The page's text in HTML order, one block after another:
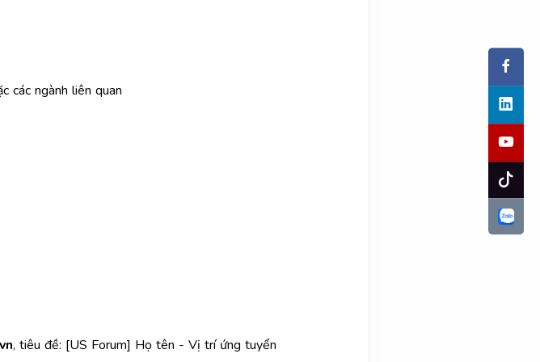
các ngành liên quan
, tiêu đề: [US Forum] Họ tên - Vị trí ứng tuyển